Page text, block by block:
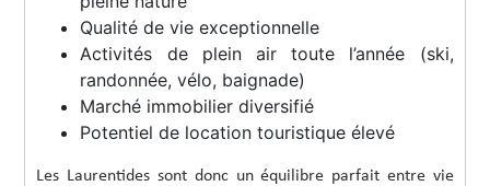
Qualité de vie exceptionnelle
Activités de plein air toute l’année (ski,
randonnée, vélo, baignade)
Marché immobilier diversifié
Potentiel de location touristique élevé
Les Laurentides sont donc un équilibre parfait entre vie